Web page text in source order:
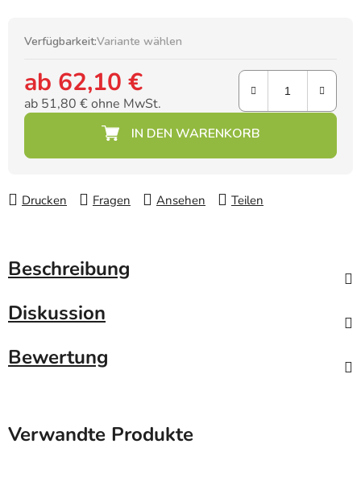
Verfügbarkeit:Variante wählen
ab 62,10 €
ab 51,80 €ohne MwSt.
Drucken Fragen Ansehen Teilen
Beschreibung
Diskussion
Bewertung
Verwandte Produkte